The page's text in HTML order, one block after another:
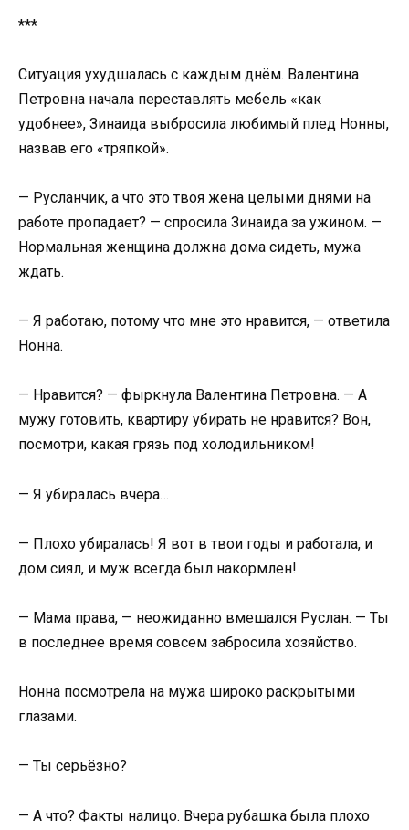
***
Ситуация ухудшалась с каждым днём. Валентина
Петровна начала переставлять мебель «как
удобнее», Зинаида выбросила любимый плед Нонны,
назвав его «тряпкой».
— Русланчик, а что это твоя жена целыми днями на
работе пропадает? — спросила Зинаида за ужином. —
Нормальная женщина должна дома сидеть, мужа
ждать.
— Я работаю, потому что мне это нравится, — ответила
Нонна.
— Нравится? — фыркнула Валентина Петровна. — А
мужу готовить, квартиру убирать не нравится? Вон,
посмотри, какая грязь под холодильником!
— Я убиралась вчера…
— Плохо убиралась! Я вот в твои годы и работала, и
дом сиял, и муж всегда был накормлен!
— Мама права, — неожиданно вмешался Руслан. — Ты
в последнее время совсем забросила хозяйство.
Нонна посмотрела на мужа широко раскрытыми
глазами.
— Ты серьёзно?
— А что? Факты налицо. Вчера рубашка была плохо